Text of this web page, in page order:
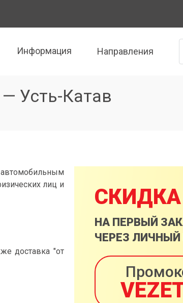
Информация Направления
Усть-Катав
лиц и
доставка "от
СКИДКА
НА ПЕРВЫЙ
ЧЕРЕЗ ЛИЧНЫЙ